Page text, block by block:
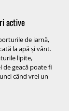
active
de iarnă,
la apă și vânt.
lipite,
de geacă poate fi
când vrei un